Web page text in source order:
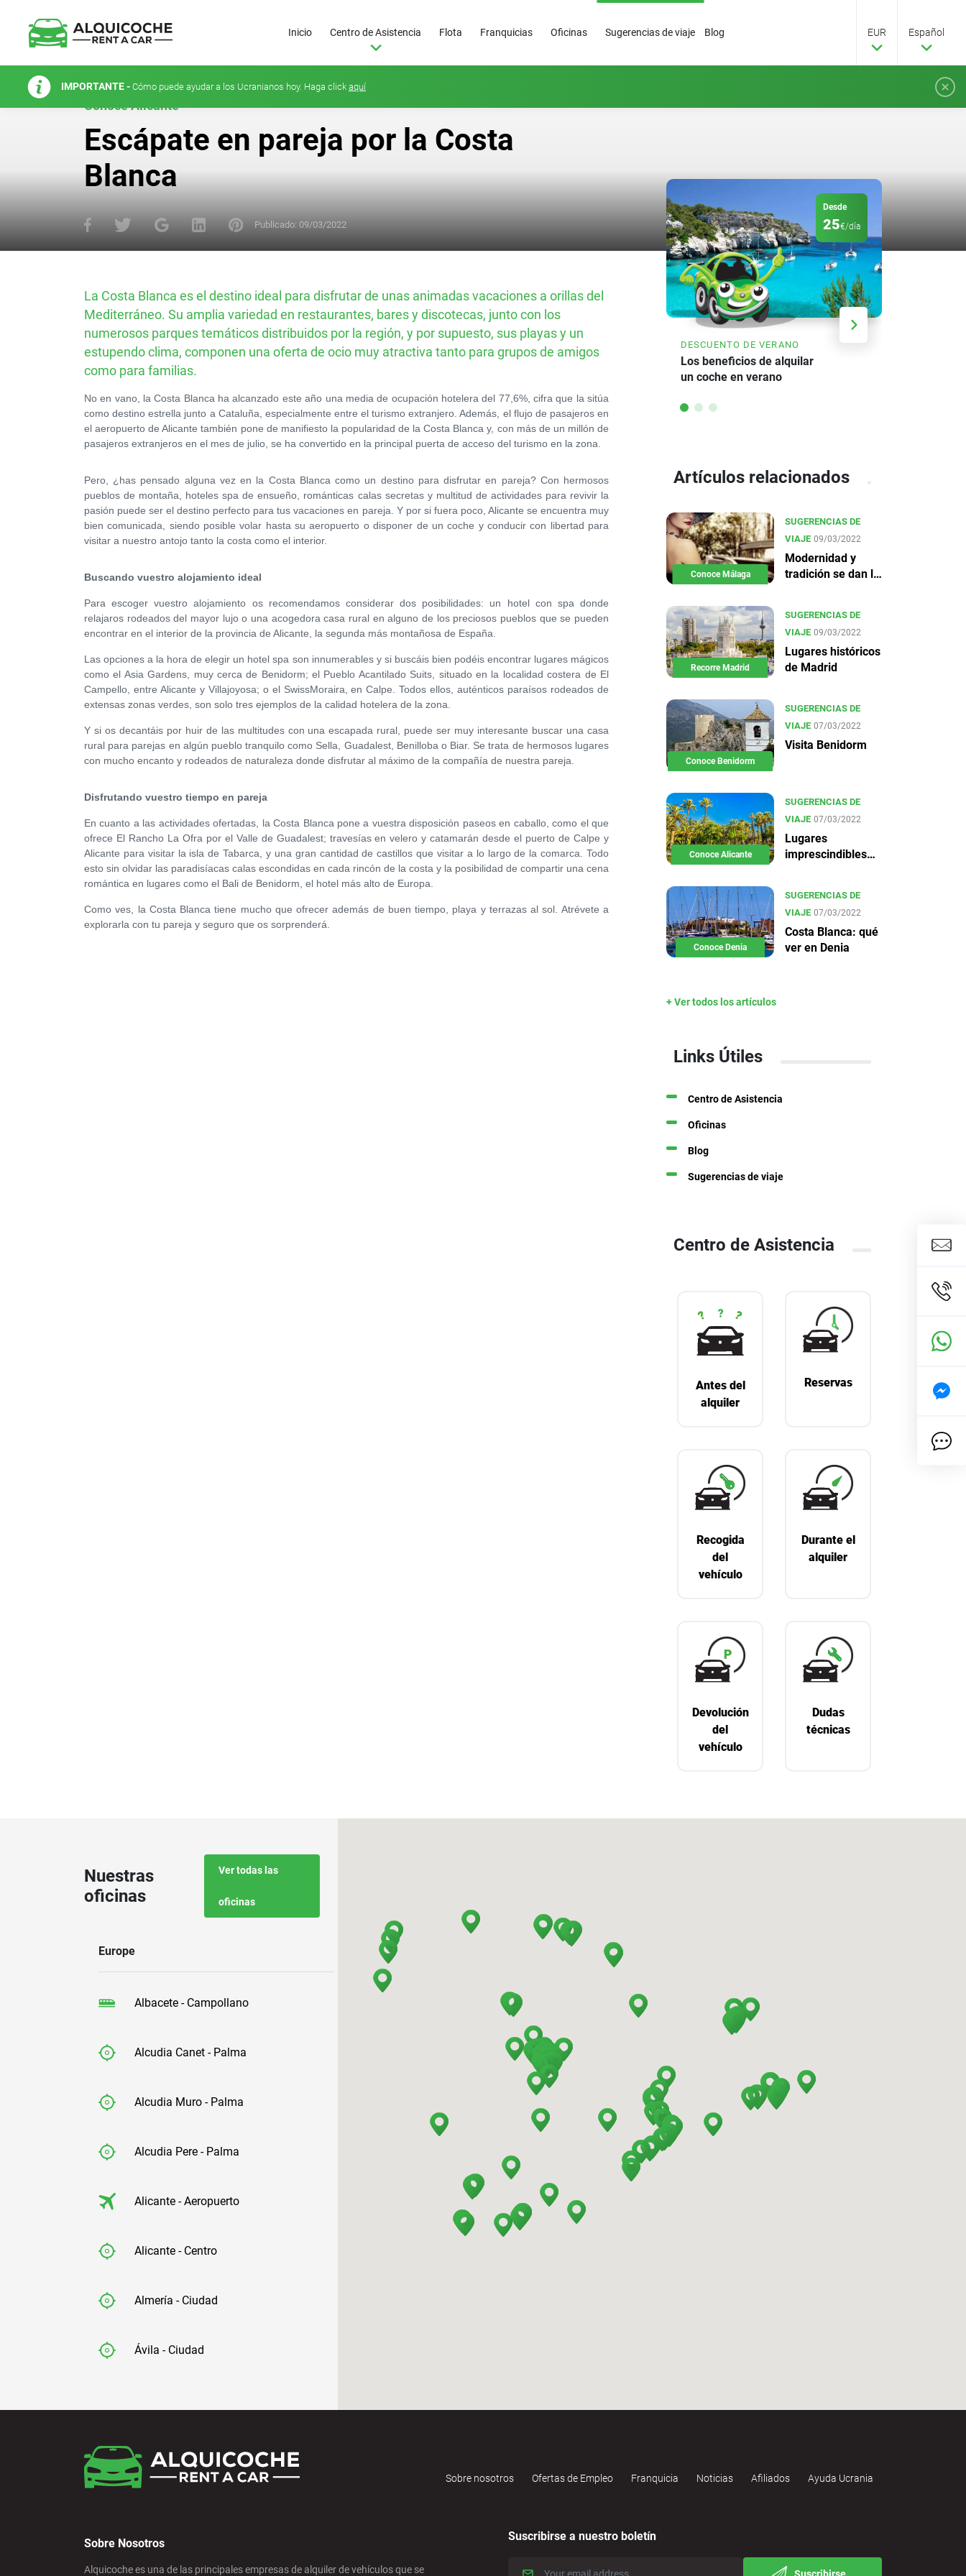
Inicio Centro de Asistencia Flota Franquicias Oficinas Sugerencias de viaje Blog EUR Español
IMPORTANTE - Cómo puede ayudar a los Ucranianos hoy. Haga click aquí
Conoce Alicante
Escápate en pareja por la Costa
Blanca
Publicado: 09/03/2022
La Costa Blanca es el destino ideal para disfrutar de unas animadas vacaciones a orillas del
Mediterráneo. Su amplia variedad en restaurantes, bares y discotecas, junto con los
numerosos parques temáticos distribuidos por la región, y por supuesto, sus playas y un
estupendo clima, componen una oferta de ocio muy atractiva tanto para grupos de amigos
como para familias.
No en vano, la Costa Blanca ha alcanzado este año una media de ocupación hotelera del 77,6%, cifra que la sitúa
como destino estrella junto a Cataluña, especialmente entre el turismo extranjero. Además, el flujo de pasajeros en
el aeropuerto de Alicante también pone de manifiesto la popularidad de la Costa Blanca y, con más de un millón de
pasajeros extranjeros en el mes de julio, se ha convertido en la principal puerta de acceso del turismo en la zona.
Pero, ¿has pensado alguna vez en la Costa Blanca como un destino para disfrutar en pareja? Con hermosos
pueblos de montaña, hoteles spa de ensueño, románticas calas secretas y multitud de actividades para revivir la
pasión puede ser el destino perfecto para tus vacaciones en pareja. Y por si fuera poco, Alicante se encuentra muy
bien comunicada, siendo posible volar hasta su aeropuerto o disponer de un coche y conducir con libertad para
visitar a nuestro antojo tanto la costa como el interior.
Buscando vuestro alojamiento ideal
Para escoger vuestro alojamiento os recomendamos considerar dos posibilidades: un hotel con spa donde
relajaros rodeados del mayor lujo o una acogedora casa rural en alguno de los preciosos pueblos que se pueden
encontrar en el interior de la provincia de Alicante, la segunda más montañosa de España.
Las opciones a la hora de elegir un hotel spa son innumerables y si buscáis bien podéis encontrar lugares mágicos
como el Asia Gardens, muy cerca de Benidorm; el Pueblo Acantilado Suits, situado en la localidad costera de El
Campello, entre Alicante y Villajoyosa; o el SwissMoraira, en Calpe. Todos ellos, auténticos paraísos rodeados de
extensas zonas verdes, son solo tres ejemplos de la calidad hotelera de la zona.
Y si os decantáis por huir de las multitudes con una escapada rural, puede ser muy interesante buscar una casa
rural para parejas en algún pueblo tranquilo como Sella, Guadalest, Benilloba o Biar. Se trata de hermosos lugares
con mucho encanto y rodeados de naturaleza donde disfrutar al máximo de la compañía de nuestra pareja.
Disfrutando vuestro tiempo en pareja
En cuanto a las actividades ofertadas, la Costa Blanca pone a vuestra disposición paseos en caballo, como el que
ofrece El Rancho La Ofra por el Valle de Guadalest; travesías en velero y catamarán desde el puerto de Calpe y
Alicante para visitar la isla de Tabarca, y una gran cantidad de castillos que visitar a lo largo de la comarca. Todo
esto sin olvidar las paradisíacas calas escondidas en cada rincón de la costa y la posibilidad de compartir una cena
romántica en lugares como el Bali de Benidorm, el hotel más alto de Europa.
Como ves, la Costa Blanca tiene mucho que ofrecer además de buen tiempo, playa y terrazas al sol. Atrévete a
explorarla con tu pareja y seguro que os sorprenderá.
GRAN DESCUENTO
Alquile un SUV por solo
Desde
25€/día
DESCUENTO DE VERANO
Los beneficios de alquilar
un coche en verano
Artículos relacionados
Conoce Málaga
SUGERENCIAS DE
VIAJE 09/03/2022
Modernidad y
tradición se dan la
Recorre Madrid
SUGERENCIAS DE
VIAJE 09/03/2022
Lugares históricos
de Madrid
Conoce Benidorm
SUGERENCIAS DE
VIAJE 07/03/2022
Visita Benidorm
Conoce Alicante
SUGERENCIAS DE
VIAJE 07/03/2022
Lugares
imprescindibles
Conoce Denia
SUGERENCIAS DE
VIAJE 07/03/2022
Costa Blanca: qué
ver en Denia
+ Ver todos los artículos
Links Útiles
Centro de Asistencia
Oficinas
Blog
Sugerencias de viaje
Centro de Asistencia
Antes del
alquiler
Reservas
Recogida
del
vehículo
Durante el
alquiler
Devolución
del
vehículo
Dudas
técnicas
Nuestras
oficinas
Ver todas las
oficinas
Europe
Albacete - Campollano
Alcudia Canet - Palma
Alcudia Muro - Palma
Alcudia Pere - Palma
Alicante - Aeropuerto
Alicante - Centro
Almería - Ciudad
Ávila - Ciudad
Barcelona - Aeropuerto
Barcelona - Estación de Sants
Sobre nosotros Ofertas de Empleo Franquicia Noticias Afiliados Ayuda Ucrania
Sobre Nosotros
Alquicoche es una de las principales empresas de alquiler de vehículos que se
Suscribirse a nuestro boletín